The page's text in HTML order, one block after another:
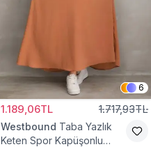
6
1.189,06TL 1.717,93TL
Westbound Taba Yazlık
Keten Spor Kapüşonlu